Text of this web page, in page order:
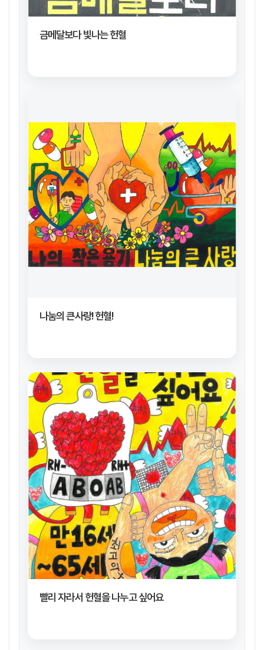
금메달보다 빛나는 헌혈
나눔의 큰사랑! 헌혈!
빨리 자라서 헌혈을 나누고 싶어요